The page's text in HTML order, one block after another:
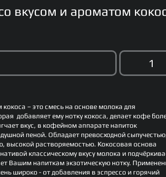
вкусом и ароматом
– это смесь на основе молока для
добавляет ему нотку кокоса, делает кофе
вкус, в кофейном аппарате напиток
пеной. Обладает превосходной
высокой растворяемостью. Кокосовая основа
классическому вкусу молока и
Вашим напиткам экзотическую нотку.
широко - от добавления в эспрессо и горячий